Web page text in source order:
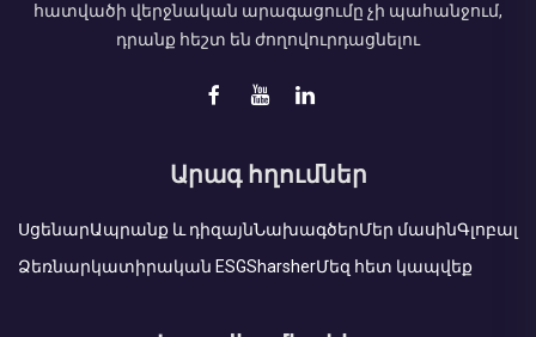
հատվածի վերջնական արագացումը չի պահանջում,
դրանք հեշտ են ժողովուրդացնելու
Արագ հղումներ
ՍցենարԱպրանք և դիզայնՆախագծերՄեր մասինԳլոբալ
Ձեռնարկատիրական ESGSharsherՄեզ հետ կապվեք